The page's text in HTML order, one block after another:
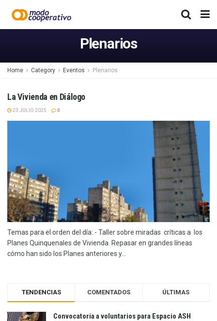
Plenarios
Home Category Eventos Plenarios
La Vivienda en Diálogo
23 JULIO 2025 0
Temas para el orden del día: - Taller sobre miradas críticas a los
Planes Quinquenales de Vivienda. Repasar en grandes líneas
cómo han sido los Planes anteriores y...
TENDENCIAS COMENTADOS ÚLTIMAS
Convocatoria a voluntarios para Espacio ASH